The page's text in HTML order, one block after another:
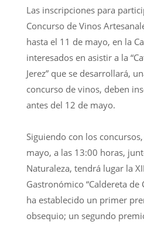
Las inscripciones para
Concurso de Vinos
hasta el 11 de mayo, en la
interesados en asistir a la
Jerez” que se desarrollará,
concurso de vinos, deben
antes del 12 de mayo.
Siguiendo con los
mayo, a las 13:00 horas,
Naturaleza, tendrá lugar la
Gastronómico “Caldereta de
ha establecido un primer
obsequio; un segundo